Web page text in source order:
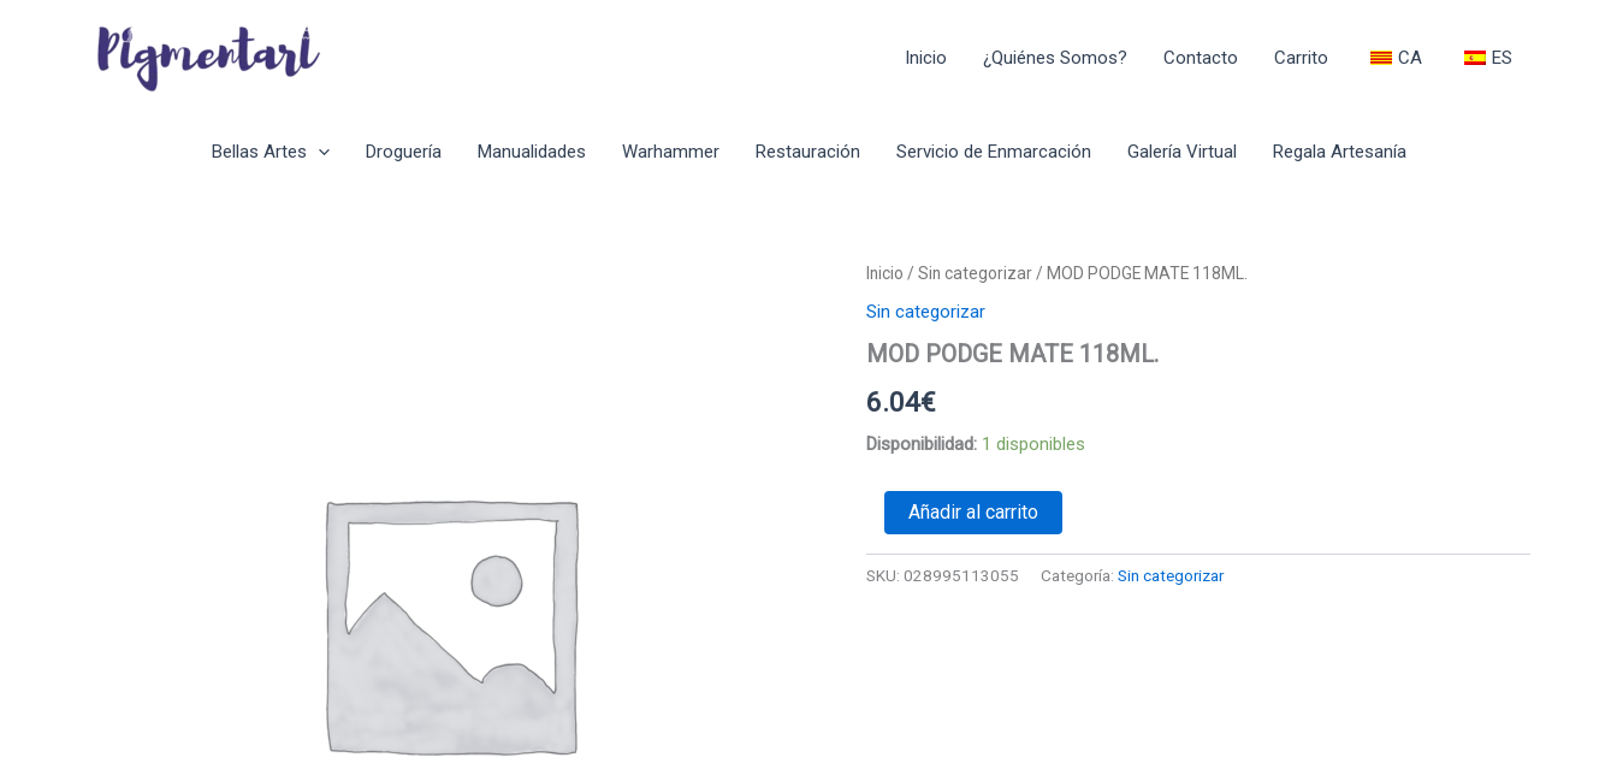
Inicio ¿Quiénes Somos? Contacto Carrito CA ES
Bellas Artes Droguería Manualidades Warhammer Restauración Servicio de Enmarcación Galería Virtual Regala Artesanía
Inicio / Sin categorizar / MOD PODGE MATE 118ML.
Sin categorizar
MOD PODGE MATE 118ML.
6.04€
Disponibilidad: 1 disponibles
MOD
PODGE
MATE
118ML.
Añadir al carrito
SKU: 028995113055 Categoría: Sin categorizar